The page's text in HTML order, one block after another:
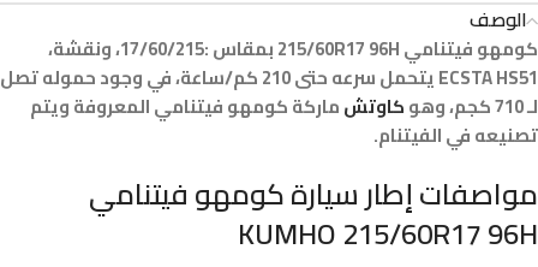
الوصف
كومهو فيتنامي 215/60R17 96H بمقاس :17/60/215، ونقشة،
ECSTA HS51 يتحمل سرعه حتى 210 كم/ساعة، في وجود حموله تصل
لـ 710 كجم، وهو
كاوتشماركة كومهو فيتنامي المعروفة ويتم
تصنيعه في الفيتنام.
مواصفات إطار سيارة كومهو فيتنامي
KUMHO 215/60R17 96H